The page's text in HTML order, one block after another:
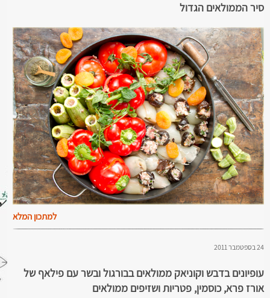
סיר הממולאים הגדול
למתכון המלא
24 בספטמבר 2011
עופיונים בדבש וקוניאק ממולאים בבורגול ובשר עם פילאף של
אורז פרא, כוסמין, פטריות ושזיפים ממולאים